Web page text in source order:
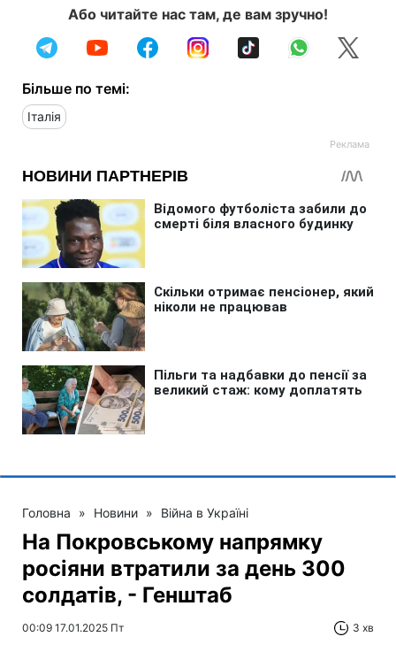
Або читайте нас там, де вам зручно!
Більше по темі:
Італія
Головна » Новини » Війна в Україні
На Покровському напрямку
росіяни втратили за день 300
солдатів, - Генштаб
00:09 17.01.2025 Пт 3 хв